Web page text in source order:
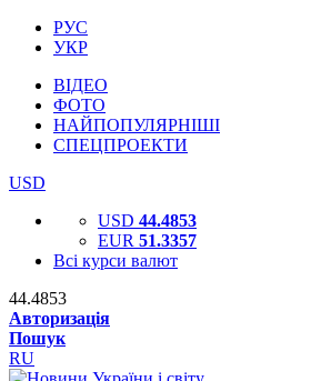
РУС
УКР
ВІДЕО
ФОТО
НАЙПОПУЛЯРНІШІ
СПЕЦПРОЕКТИ
USD
USD 44.4853
EUR 51.3357
Всі курси валют
44.4853
Авторизація
Пошук
RU